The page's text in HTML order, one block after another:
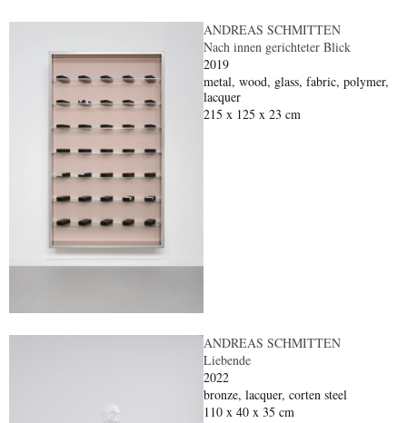
ANDREAS SCHMITTEN
Nach innen gerichteter Blick
2019
metal, wood, glass, fabric, polymer,
lacquer
215 x 125 x 23 cm
ANDREAS SCHMITTEN
Liebende
2022
bronze, lacquer, corten steel
110 x 40 x 35 cm